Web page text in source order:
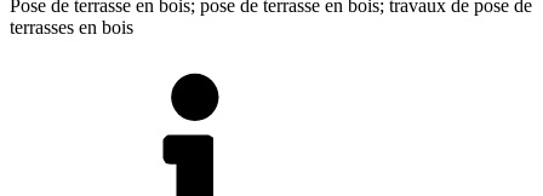
Pose de terrasse en bois; pose de terrasse en bois; travaux de pose de
terrasses en bois